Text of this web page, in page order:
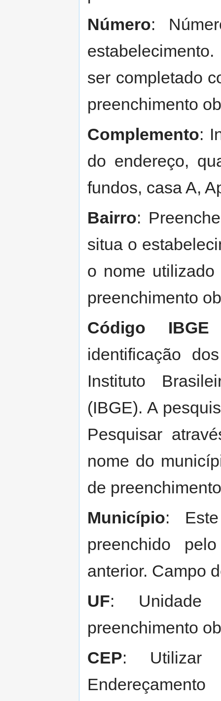
Número:
ser completado
preenchimento
Complemento:
do endereço,
fundos, casa A,
Bairro:
situa o
o nome
preenchimento
Código
identificação
Instituto
(IBGE). A
Pesquisar
nome do
de
Município: Este
preenchido
anterior. Campo
UF: Unidade
preenchimento
CEP: Utilizar